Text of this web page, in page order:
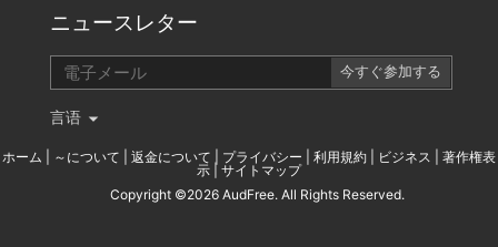
ニュースレター
言语
ホーム ～について 返金について プライバシー 利用規約 ビジネス
著作権表
示 | サイトマップ
Copyright ©2026 AudFree. All Rights Reserved.